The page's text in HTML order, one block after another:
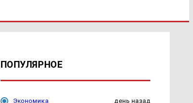
ПОПУЛЯРНОЕ
Экономика день назад